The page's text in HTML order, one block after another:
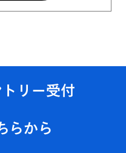
リー受付
らから